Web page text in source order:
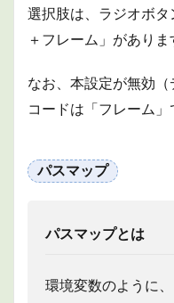
選択肢は、ラジオボタ
＋フレーム」がありま
なお、本設定が無効
コードは「フレーム」
パスマップ
パスマップとは
環境変数のように